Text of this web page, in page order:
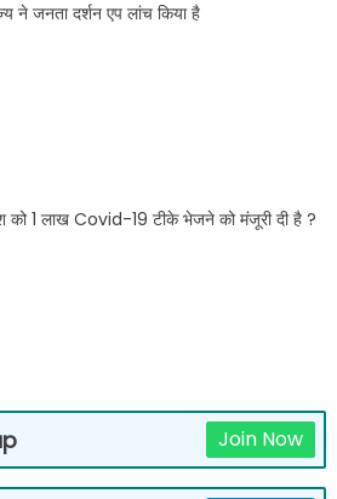
ने जनता दर्शन एप लांच किया है
को 1 लाख Covid-19 टीके भेजने को मंजूरी दी है ?
Join Now